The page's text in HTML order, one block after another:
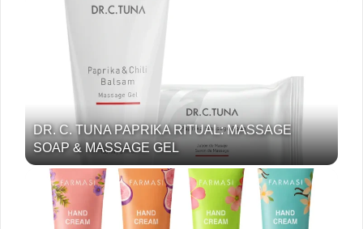
DR. C. TUNA PAPRIKA RITUAL: MASSAGE
SOAP & MASSAGE GEL